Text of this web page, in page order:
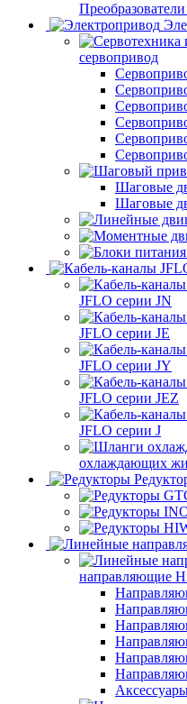
сервопривод
Шаговые
Шаговые
JFLO серии JN
JFLO серии JE
JFLO серии JY
JFLO серии JEZ
JFLO серии J
охлаждающих
направляющие